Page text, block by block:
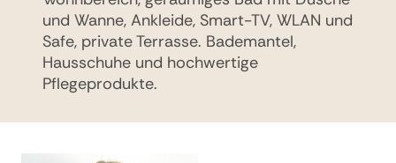
und Wanne, Ankleide, Smart-TV, WLAN und
Safe, private Terrasse. Bademantel,
Hausschuhe und hochwertige
Pflegeprodukte.
sowie ein Wohnbereich mit Smart-TV und
kostenlosem WLAN. Ein besonderes Highlight
ist der private Jacuzzi auf der Terrasse.